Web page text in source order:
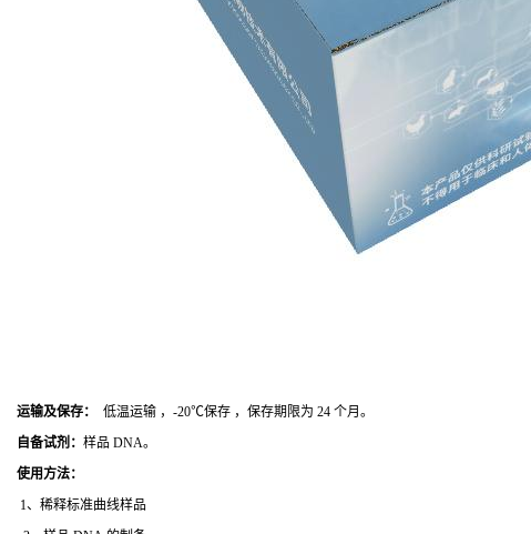
运输及保存：
低温运输 ，-20℃保存 ，保存期限为 24 个月。
自备试剂： 样品 DNA。
使用方法：
1、稀释标准曲线样品